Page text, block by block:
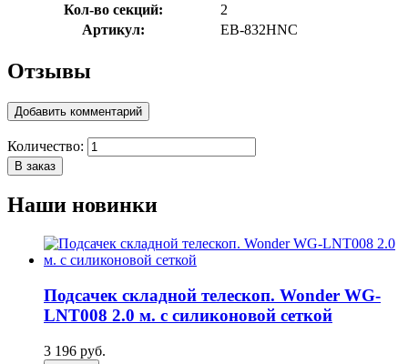
Кол-во секций:
2
Артикул:
EB-832HNC
Отзывы
Добавить комментарий
Количество:
В заказ
Наши новинки
Подсачек складной телескоп. Wonder WG-
LNT008 2.0 м. с силиконовой сеткой
3 196 руб.